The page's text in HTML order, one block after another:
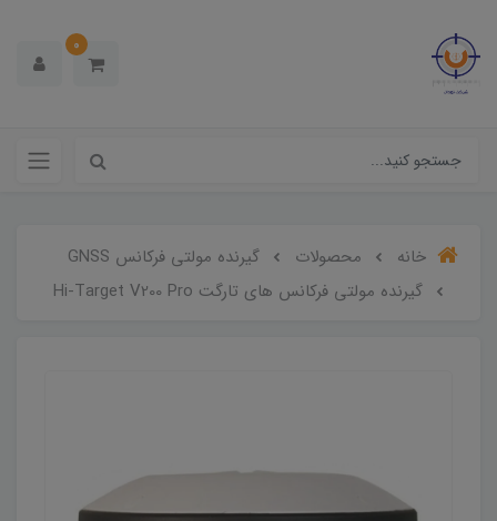
0
خانه محصولات
گیرنده مولتی فرکانس GNSS
گیرنده مولتی فرکانس های تارگت Hi-Target V200 Pro